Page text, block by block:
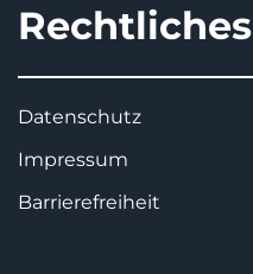
Rechtliches
Datenschutz
Impressum
Barrierefreiheit